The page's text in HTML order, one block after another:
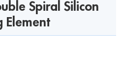
Spiral Silicon
Element